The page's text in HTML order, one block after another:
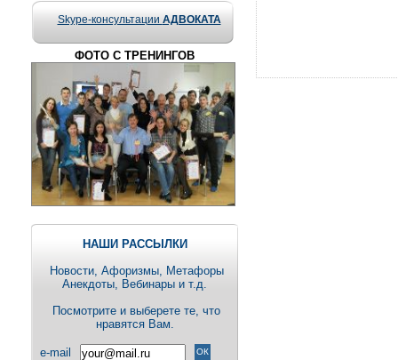
Skype-консультации АДВОКАТА
ФОТО С ТРЕНИНГОВ
НАШИ РАССЫЛКИ
Новости, Aфоризмы, Метафоры
Анекдоты, Вебинары и т.д.
Посмотрите и выберете те, что
нравятся Вам.
e-mail